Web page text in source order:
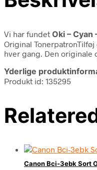
Vi har fundet Oki – Cyan
Original
hver gang. Den originale
Yderlige
Produkt id: 135295
Canon Bci-3ebk Sort